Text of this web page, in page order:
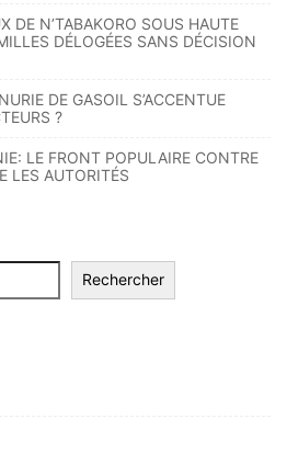
DE N’TABAKORO SOUS HAUTE
DÉLOGÉES SANS DÉCISION
DE GASOIL S’ACCENTUE
?
LE FRONT POPULAIRE CONTRE
LES AUTORITÉS
Rechercher